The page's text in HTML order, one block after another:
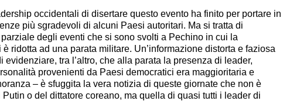
occidentali di disertare questo evento ha finito per portare in
più sgradevoli di alcuni Paesi autoritari. Ma si tratta di
parziale degli eventi che si sono svolti a Pechino in cui la
ridotta ad una parata militare. Un’informazione distorta e faziosa
evidenziare, tra l’altro, che alla parata la presenza di leader,
provenienti da Paesi democratici era maggioritaria e
– è sfuggita la vera notizia di queste giornate che non è
o del dittatore coreano, ma quella di quasi tutti i leader di